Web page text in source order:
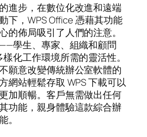
進步，在數位化改進和遠端
下，WPS Office 憑藉其功能
的佈局吸引了人們的注意。
學生、專家、組織和顧問
化工作環境所需的靈活性。
願意改變傳統辦公室軟體的
網站輕鬆存取 WPS 下載可以
加順暢。客戶無需做出任何
功能，親身體驗這款綜合辦
。